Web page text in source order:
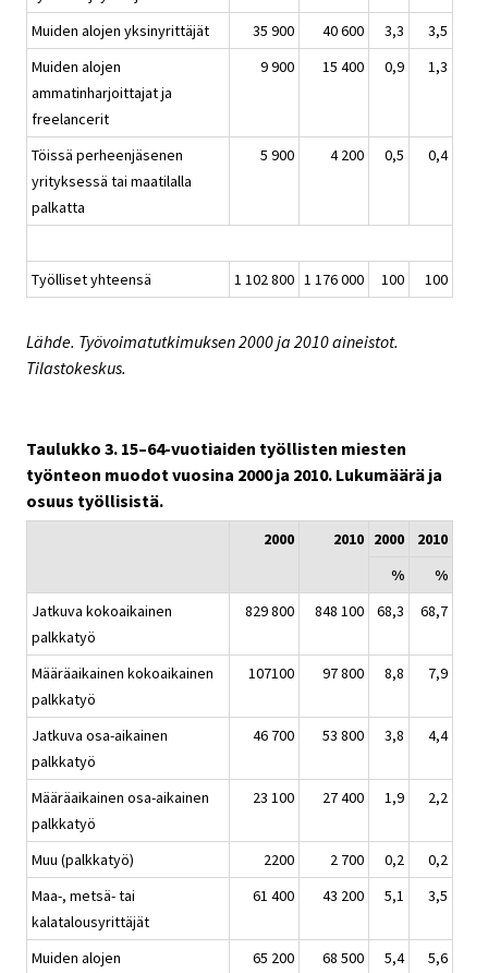
Muiden alojen yksinyrittäjät 35 900 40 600 3,3
3,5
Muiden alojen
ammatinharjoittajat ja
freelancerit
9 900 15 400 0,9 1,3
Töissä perheenjäsenen
yrityksessä tai maatilalla
palkatta
5 900 4 200 0,5 0,4
Työlliset yhteensä 1 102 800 1 176 000 100 100
Lähde. Työvoimatutkimuksen 2000 ja 2010 aineistot.
Tilastokeskus.
Taulukko 3. 15–64-vuotiaiden työllisten miesten
työnteon muodot vuosina 2000 ja 2010. Lukumäärä ja
osuus työllisistä.
2000 2010 2000
2010
%
%
Jatkuva kokoaikainen
palkkatyö
829 800 848 100 68,3 68,7
Määräaikainen kokoaikainen
palkkatyö
107100 97 800 8,8 7,9
Jatkuva osa-aikainen
palkkatyö
46 700 53 800 3,8 4,4
Määräaikainen osa-aikainen
palkkatyö
23 100 27 400 1,9 2,2
Muu (palkkatyö) 2200 2 700 0,2
0,2
Maa-, metsä- tai
kalatalousyrittäjät
61 400 43 200 5,1 3,5
Muiden alojen
65 200 68 500 5,4 5,6